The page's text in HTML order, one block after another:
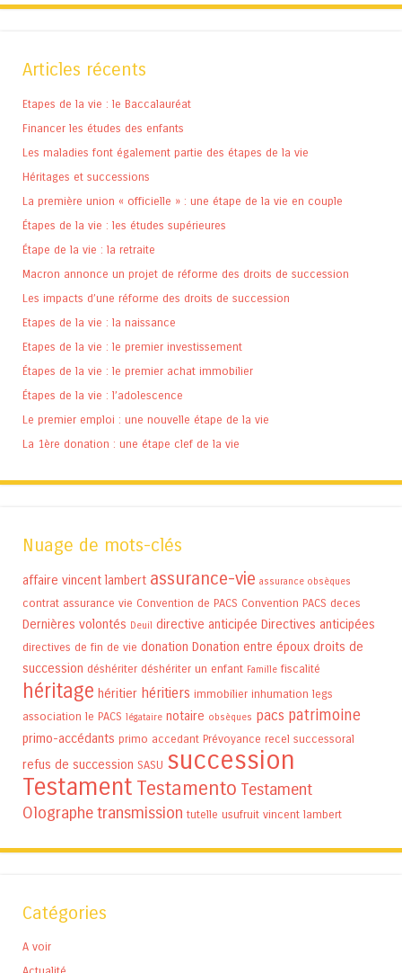
Articles récents
Etapes de la vie : le Baccalauréat
Financer les études des enfants
Les maladies font également partie des étapes de la vie
Héritages et successions
La première union « officielle » : une étape de la vie en couple
Étapes de la vie : les études supérieures
Étape de la vie : la retraite
Macron annonce un projet de réforme des droits de succession
Les impacts d’une réforme des droits de succession
Etapes de la vie : la naissance
Etapes de la vie : le premier investissement
Étapes de la vie : le premier achat immobilier
Étapes de la vie : l’adolescence
Le premier emploi : une nouvelle étape de la vie
La 1ère donation : une étape clef de la vie
Nuage de mots-clés
affaire vincent lambert assurance-vie assurance obsèques
contrat assurance vie Convention de PACS Convention PACS deces
Dernières volontés Deuil directive anticipée Directives anticipées
directives de fin de vie donation Donation entre époux droits de
succession déshériter déshériter un enfant Famille fiscalité
héritage héritier héritiers immobilier inhumation legs
association le PACS légataire notaire obsèques pacs patrimoine
primo-accédants primo accedant Prévoyance recel successoral
refus de succession SASU succession
Testament Testamento Testament
Olographetransmission tutelle usufruit vincent lambert
Catégories
A voir